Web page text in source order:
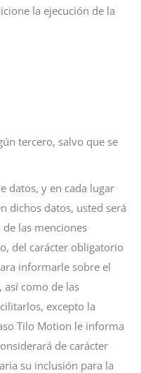
la ejecución de la
tercero, salvo que se
datos, y en cada lugar
dichos datos, usted será
las menciones
del carácter obligatorio
informarle sobre el
así como de las
excepto la
Tilo Motion le informa
de carácter
su inclusión para la